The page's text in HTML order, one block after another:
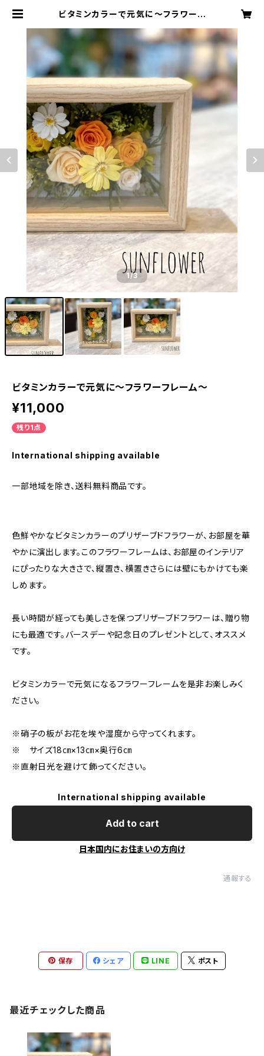
ビタミンカラーで元気に～フラワーフ
1/3
ビタミンカラーで元気に～フラワーフレーム～
¥11,000
残り1点
International shipping available
一部地域を除き、送料無料商品です。
色鮮やかなビタミンカラーのプリザーブドフラワーが、お部屋を華
やかに演出します。このフラワーフレームは、お部屋のインテリア
にぴったりな大きさで、縦置き、横置きさらには壁にもかけても楽
しめます。
長い時間が経っても美しさを保つプリザーブドフラワーは、贈り物
にも最適です。バースデーや記念日のプレゼントとして、オススメ
です。
ビタミンカラーで元気になるフラワーフレームを是非お楽しみく
ださい。
※硝子の板がお花を埃や湿度から守ってくれます。
※ サイズ18㎝×13㎝×奥行6㎝
※直射日光を避けて飾ってください。
International shipping available
Add to cart
日本国内にお住まいの方向け
通報する
保存 シェア LINE ポスト
最近チェックした商品